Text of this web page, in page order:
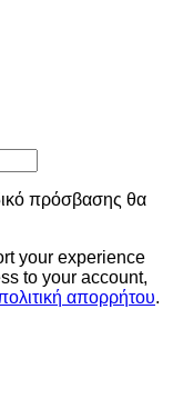
πρόσβασης θα
your experience
to your account,
απορρήτου.